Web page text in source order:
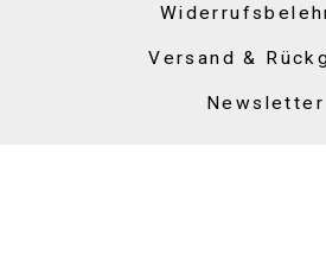
Versand &
Newsletter